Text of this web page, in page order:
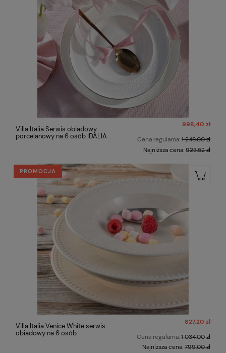
Villa Italia Serwis obiadowy
porcelanowy na 6 osób IDALIA
998,40 zł
Cena regularna:1 248,00 zł
Najniższa cena:923,52 zł
Villa Italia Venice White serwis
obiadowy na 6 osób
827,20 zł
Cena regularna:1 034,00 zł
Najniższa cena:799,00 zł
PROMOCJA